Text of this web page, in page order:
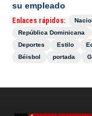
su empleado
Enlaces rápidos:
República Dominicana
Deportes
Estilo
Béisbol
portada